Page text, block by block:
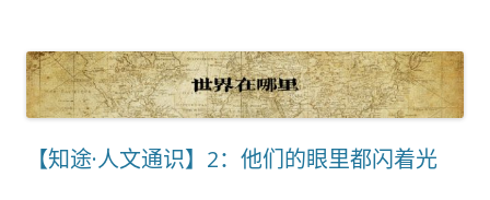
【知途·人文通识】2：他们的眼里都闪着光